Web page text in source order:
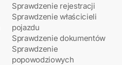
Sprawdzenie rejestracji
Sprawdzenie właścicieli
pojazdu
Sprawdzenie dokumentów
Sprawdzenie
popowodziowych